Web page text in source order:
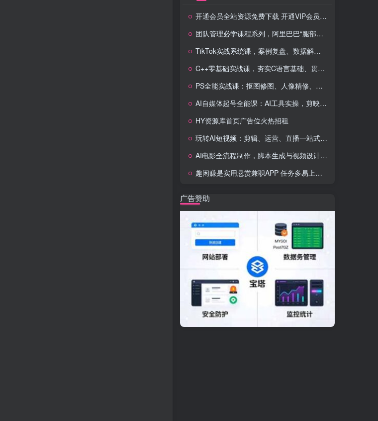
开通会员全站资源免费下载 开通VIP会员 HY资源库
团队管理必学课程系列，阿里巴巴“腿部三板斧”
TikTok实战系统课，案例复盘、数据解析、运营执行，从0到1构建千万级电商体系（更新）
C++零基础实战课，夯实C语言基础、贯穿游戏项目、掌握开发思维，学成可挑战月薪15K+岗位
PS全能实战课：抠图修图、人像精修、电商美工，0基础变身设计达人
AI自媒体起号全能课：AI工具实操，剪映技巧，多平台带货，0基础快速变现
HY资源库首页广告位火热招租
玩转AI短视频：剪辑、运营、直播一站式教学，轻松打造流量神话
AI电影全流程制作，脚本生成与视频设计，配音配乐一体化解决方案
趣闲赚是实用悬赏兼职APP 任务多易上手 能提现还可邀友分成
广告赞助